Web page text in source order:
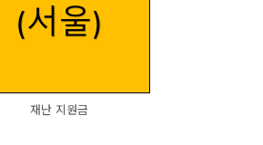
재난 지원금